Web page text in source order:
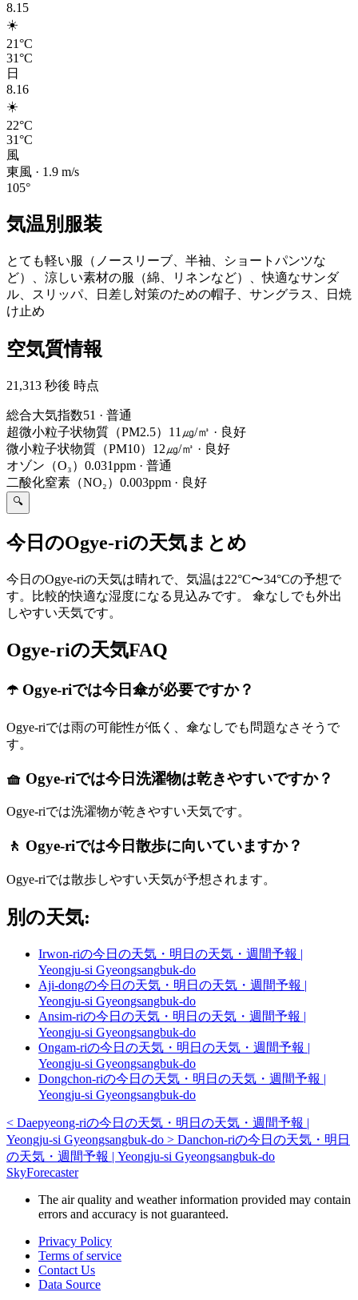
8.15
☀️
21°C
31°C
日
8.16
☀️
22°C
31°C
風
東風 · 1.9 m/s
105°
気温別服装
とても軽い服（ノースリーブ、半袖、ショートパンツな
ど）、涼しい素材の服（綿、リネンなど）、快適なサンダ
ル、スリッパ、日差し対策のための帽子、サングラス、日焼
け止め
空気質情報
21,313 秒後 時点
総合大気指数51 · 普通
超微小粒子状物質（PM2.5） 11㎍/㎥ · 良好
微小粒子状物質（PM10） 12㎍/㎥ · 良好
オゾン（O₃） 0.031ppm · 普通
二酸化窒素（NO₂） 0.003ppm · 良好
🔍
今日のOgye-riの天気まとめ
今日のOgye-riの天気は晴れで、気温は22°C〜34°Cの予想で
す。比較的快適な湿度になる見込みです。 傘なしでも外出
しやすい天気です。
Ogye-riの天気FAQ
☂️ Ogye-riでは今日傘が必要ですか？
Ogye-riでは雨の可能性が低く、傘なしでも問題なさそうで
す。
🧺 Ogye-riでは今日洗濯物は乾きやすいですか？
Ogye-riでは洗濯物が乾きやすい天気です。
🚶 Ogye-riでは今日散歩に向いていますか？
Ogye-riでは散歩しやすい天気が予想されます。
別の天気:
Irwon-riの今日の天気・明日の天気・週間予報 |
Yeongju-si Gyeongsangbuk-do
Aji-dongの今日の天気・明日の天気・週間予報 |
Yeongju-si Gyeongsangbuk-do
Ansim-riの今日の天気・明日の天気・週間予報 |
Yeongju-si Gyeongsangbuk-do
Ongam-riの今日の天気・明日の天気・週間予報 |
Yeongju-si Gyeongsangbuk-do
Dongchon-riの今日の天気・明日の天気・週間予報 |
Yeongju-si Gyeongsangbuk-do
< Daepyeong-riの今日の天気・明日の天気・週間予報 |
Yeongju-si Gyeongsangbuk-do > Danchon-riの今日の天気・明日
の天気・週間予報 | Yeongju-si Gyeongsangbuk-do
SkyForecaster
The air quality and weather information provided may contain
errors and accuracy is not guaranteed.
Privacy Policy
Terms of service
Contact Us
Data Source